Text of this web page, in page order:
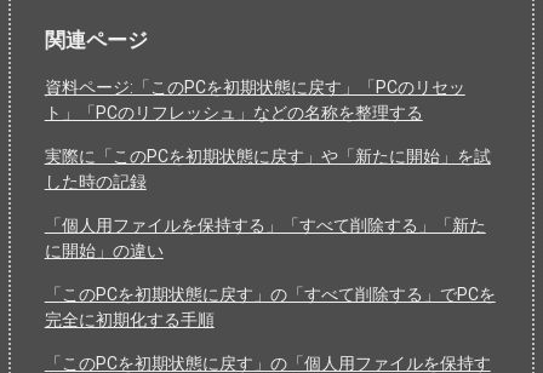
関連ページ
資料ページ:「このPCを初期状態に戻す」「PCのリセッ
ト」「PCのリフレッシュ」などの名称を整理する
実際に「このPCを初期状態に戻す」や「新たに開始」を試
した時の記録
「個人用ファイルを保持する」「すべて削除する」「新た
に開始」の違い
「このPCを初期状態に戻す」の「すべて削除する」でPCを
完全に初期化する手順
「このPCを初期状態に戻す」の「個人用ファイルを保持す